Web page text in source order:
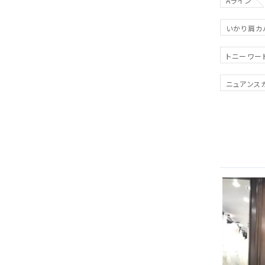
いかり肩
トニーワー
ニュアンス